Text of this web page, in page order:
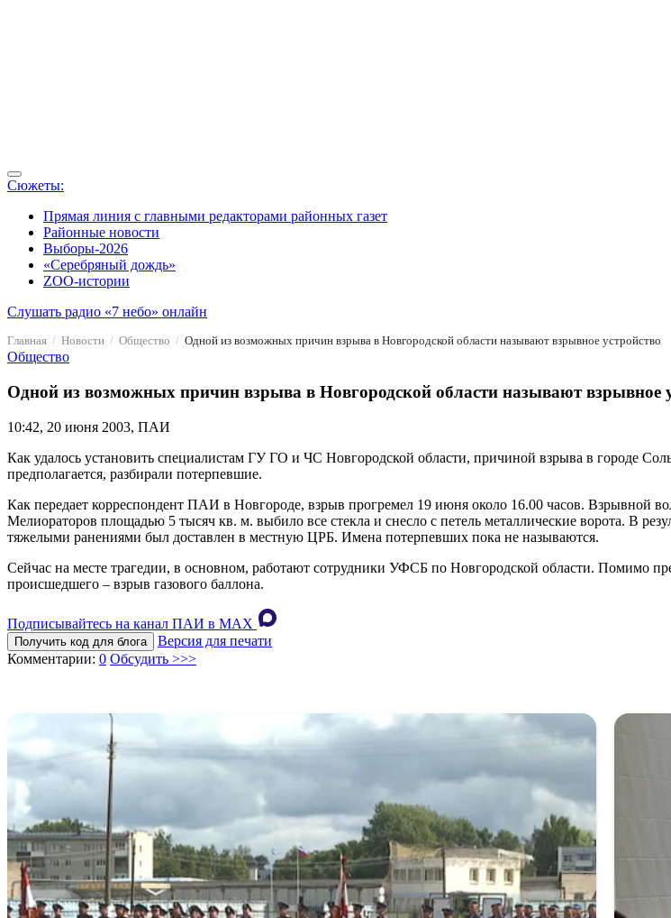
Сюжеты:
Прямая линия с главными редакторами районных газет
Районные новости
Выборы-2026
«Серебряный дождь»
ZOO-истории
Слушать радио «7 небо» онлайн
Главная Новости Общество Одной из возможных причин взрыва в Новгородской области называют взрывное устройство
Общество
Одной из возможных причин взрыва в Новгородской области называют взрывное
10:42, 20 июня 2003, ПАИ
Как удалось установить специалистам ГУ ГО и ЧС Новгородской области, причиной взрыва в городе
предполагается, разбирали потерпевшие.
Как передает корреспондент ПАИ в Новгороде, взрыв прогремел 19 июня около 16.00 часов. Взрывной
Мелиораторов площадью 5 тысяч кв. м. выбило все стекла и снесло с петель металлические ворота. В
тяжелыми ранениями был доставлен в местную ЦРБ. Имена потерпевших пока не называются.
Сейчас на месте трагедии, в основном, работают сотрудники УФСБ по Новгородской области. Помимо
происшедшего – взрыв газового баллона.
Подписывайтесь на канал ПАИ в MAХ
Получить код для блога
Версия для печати
Комментарии: 0 Обсудить >>>